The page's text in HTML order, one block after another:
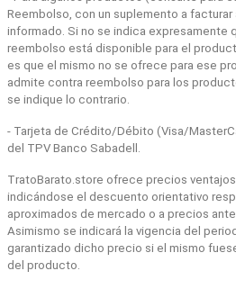
Reembolso, con un suplemento a
informado. Si no se indica expresamente
reembolso está disponible para el
es que el mismo no se ofrece para ese
admite contra reembolso para los
se indique lo contrario.
- Tarjeta de Crédito/Débito (Visa/
del TPV Banco Sabadell.
TratoBarato.store ofrece precios
indicándose el descuento orientativo
aproximados de mercado o a precios
Asimismo se indicará la vigencia del
garantizado dicho precio si el mismo
del producto.